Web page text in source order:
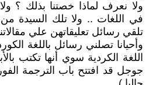
ولا نعرف لماذا خصتنا بذلك ؟
في اللغات .. ولا تلك السيدة من
تلقي رسائل تعليقاتهن علي
وأحيانا تصلني رسائل باللغة
اللغة الكردية سوي أنها تكتب
جوجل قد افتتح باب الترجمة